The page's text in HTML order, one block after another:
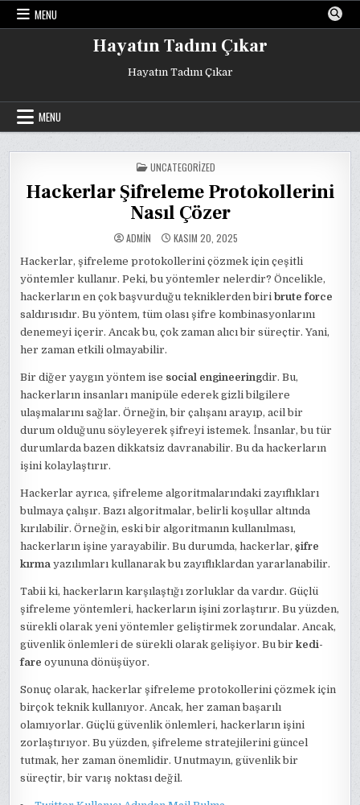
Skip
MENU
Hayatın Tadını Çıkar
Hayatın Tadını Çıkar
MENU
POSTED
IN
UNCATEGORIZED
Hackerlar Şifreleme Protokollerini
Nasıl Çözer
ADMIN KASIM 20, 2025
Hackerlar, şifreleme protokollerini çözmek için çeşitli
yöntemler kullanır. Peki, bu yöntemler nelerdir? Öncelikle,
hackerların en çok başvurduğu tekniklerden biribrute force
saldırısıdır. Bu yöntem, tüm olası şifre kombinasyonlarını
denemeyi içerir. Ancak bu, çok zaman alıcı bir süreçtir. Yani,
her zaman etkili olmayabilir.
Bir diğer yaygın yöntem ise social engineeringdir. Bu,
hackerların insanları manipüle ederek gizli bilgilere
ulaşmalarını sağlar. Örneğin, bir çalışanı arayıp, acil bir
durum olduğunu söyleyerek şifreyi istemek. İnsanlar, bu tür
durumlarda bazen dikkatsiz davranabilir. Bu da hackerların
işini kolaylaştırır.
Hackerlar ayrıca, şifreleme algoritmalarındaki zayıflıkları
bulmaya çalışır. Bazı algoritmalar, belirli koşullar altında
kırılabilir. Örneğin, eski bir algoritmanın kullanılması,
hackerların işine yarayabilir. Bu durumda, hackerlar,şifre
kırma yazılımları kullanarak bu zayıflıklardan yararlanabilir.
Tabii ki, hackerların karşılaştığı zorluklar da vardır. Güçlü
şifreleme yöntemleri, hackerların işini zorlaştırır. Bu yüzden,
sürekli olarak yeni yöntemler geliştirmek zorundalar. Ancak,
güvenlik önlemleri de sürekli olarak gelişiyor. Bu birkedi-
fare oyununa dönüşüyor.
Sonuç olarak, hackerlar şifreleme protokollerini çözmek için
birçok teknik kullanıyor. Ancak, her zaman başarılı
olamıyorlar. Güçlü güvenlik önlemleri, hackerların işini
zorlaştırıyor. Bu yüzden, şifreleme stratejilerini güncel
tutmak, her zaman önemlidir. Unutmayın, güvenlik bir
süreçtir, bir varış noktası değil.